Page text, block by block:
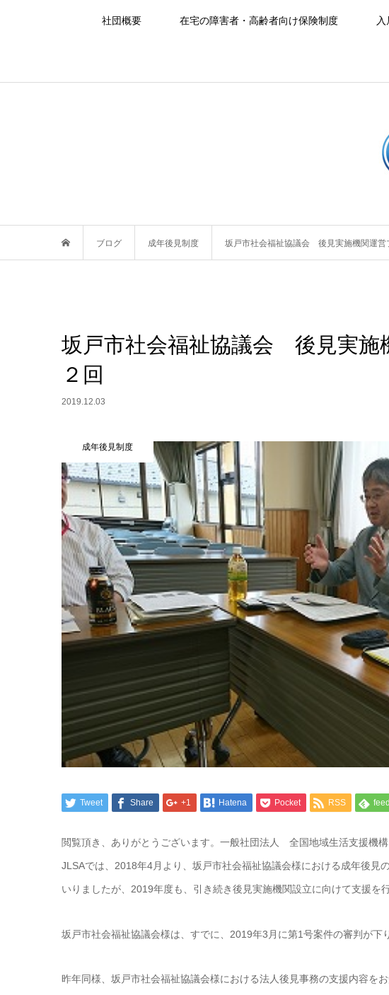
社団概要 在宅の障害者・高齢者向け保険制度
ブログ 成年後見制度 坂戸市社会福祉協議会 後見実施機関運
坂戸市社会福祉協議会 後見実
２回
2019.12.03
成年後見制度
Tweet Share +1 Hatena Pocket RSS
閲覧頂き、ありがとうございます。一般社団法人 全国地域生活支援機
JLSAでは、2018年4月より、坂戸市社会福祉協議会様における成年後見
いりましたが、2019年度も、引き続き後見実施機関設立に向けて支援を
坂戸市社会福祉協議会様は、すでに、2019年3月に第1号案件の審判が下
昨年同様、坂戸市社会福祉協議会様における法人後見事務の支援内容を